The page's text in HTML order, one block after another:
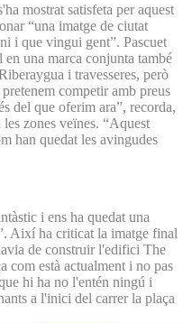
mostrat satisfeta per aquest
“una imatge de ciutat
i que vingui gent”. Pascuet
una marca conjunta també
i travesseres, però
competir amb preus
del que oferim ara”, recorda,
zones veïnes. “Aquest
han quedat les avingudes
i ens ha quedat una
Així ha criticat la imatge final
de construir l'edifici The
com està actualment i no pas
hi ha no l'entén ningú i
a l'inici del carrer la plaça